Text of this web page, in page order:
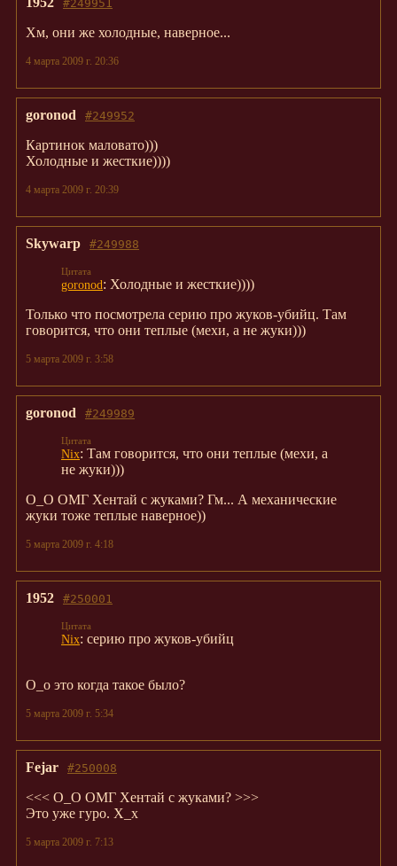
#249951
Хм, они же холодные, наверное...
4 марта 2009 г. 20:36
#249952
goronod
Картинок маловато)))
Холодные и жесткие))))
4 марта 2009 г. 20:39
#249988
Skywarp
goronod : Холодные и жесткие))))
Только что посмотрела серию про жуков-убийц. Там
говорится, что они теплые (мехи, а не жуки)))
5 марта 2009 г. 3:58
#249989
goronod
Nix: Там говорится, что они теплые (мехи, а
не жуки)))
О_О ОМГ Хентай с жуками? Гм... А механические
жуки тоже теплые наверное))
5 марта 2009 г. 4:18
#250001
1952
Nix: серию про жуков-убийц
О_о это когда такое было?
5 марта 2009 г. 5:34
#250008
Fejar
<<< О_О ОМГ Хентай с жуками? >>>
Это уже гуро. Х_х
5 марта 2009 г. 7:13